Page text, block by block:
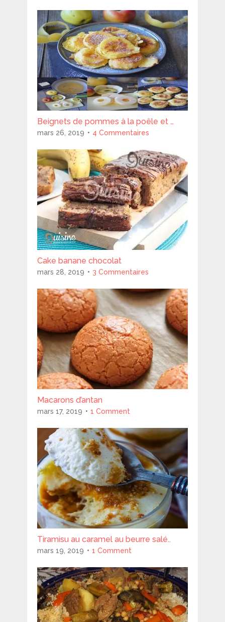
Beignets de pommes à la poêle et …
mars 26, 2019 4 Commentaires
Cake banane chocolat
mars 28, 2019 3 Commentaires
Macarons d’antan
mars 17, 2019 1 Comment
Tiramisu au caramel au beurre salé..
mars 19, 2019 1 Comment